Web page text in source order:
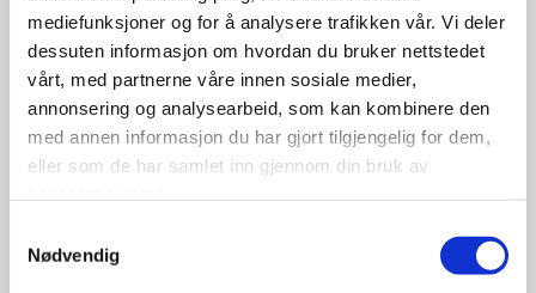
mediefunksjoner og for å analysere trafikken vår. Vi deler
dessuten informasjon om hvordan du bruker nettstedet
vårt, med partnerne våre innen sosiale medier,
annonsering og analysearbeid, som kan kombinere den
med annen informasjon du har gjort tilgjengelig for dem,
eller som de har samlet inn gjennom din bruk av
Nødvendig
KBL styrker nå sin digitale
tilstedeværelse for å gjøre det enklere å
dele kunnskap og erfaringer mellom
kommunene.
Som en del av denne satsingen vil KBL
framover tilby korte og målrettede